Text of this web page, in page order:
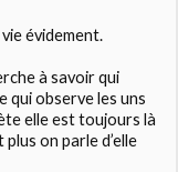
évidement.
à savoir qui
qui observe les uns
elle est toujours là
on parle d’elle